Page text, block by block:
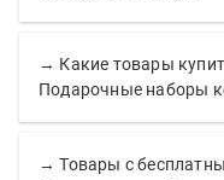
→ Какие товары
Подарочные наборы
→ Товары с